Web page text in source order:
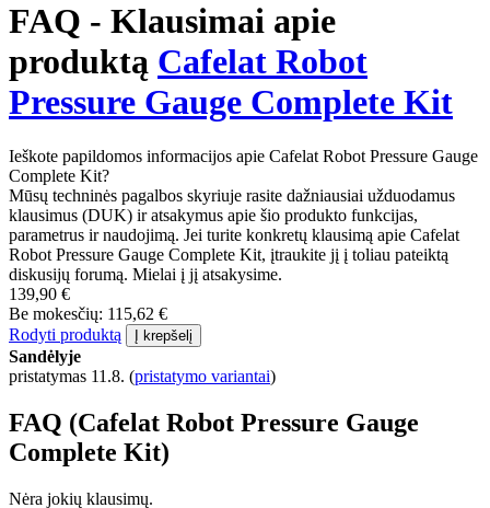
FAQ - Klausimai apie
produktą Cafelat Robot
Pressure Gauge Complete Kit
Ieškote papildomos informacijos apie Cafelat Robot Pressure Gauge
Complete Kit?
Mūsų techninės pagalbos skyriuje rasite dažniausiai užduodamus
klausimus (DUK) ir atsakymus apie šio produkto funkcijas,
parametrus ir naudojimą. Jei turite konkretų klausimą apie Cafelat
Robot Pressure Gauge Complete Kit, įtraukite jį į toliau pateiktą
diskusijų forumą. Mielai į jį atsakysime.
139,90 €
Be mokesčių: 115,62 €
Rodyti produktą
Į krepšelį
Sandėlyje
pristatymas 11.8. (pristatymo variantai)
FAQ (Cafelat Robot Pressure Gauge
Complete Kit)
Nėra jokių klausimų.